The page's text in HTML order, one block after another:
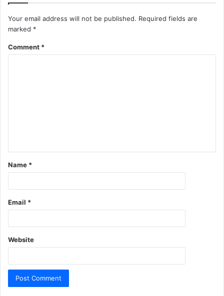
Your email address will not be published. Required fields are
marked *
Comment *
Name *
Email *
Website